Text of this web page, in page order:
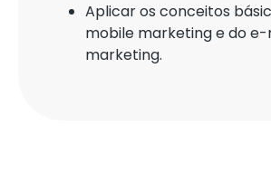
Aplicar os conceitos
mobile marketing e do
marketing.